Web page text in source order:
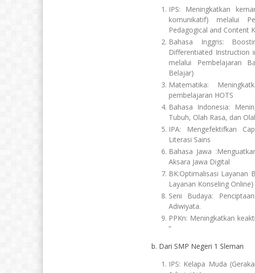
IPS: Meningkatkan
komunikatif) melalui
Pedagogical and Content
Bahasa Inggris:
Differentiated Instruction
melalui Pembelajaran
Belajar)
Matematika:
pembelajaran HOTS
Bahasa Indonesia:
Tubuh, Olah Rasa, dan
IPA: Mengefektifkan
Literasi Sains
Bahasa Jawa
Aksara Jawa Digital
BK:Optimalisasi Layanan
Layanan Konseling Online)
Seni Budaya:
Adiwiyata.
PPKn: Meningkatkan
“
b. Dari SMP Negeri 1 Sleman
IPS: Kelapa Muda